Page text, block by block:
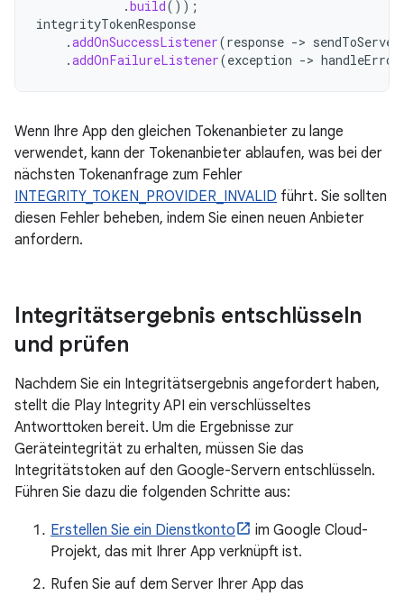
.build());
integrityTokenResponse
.addOnSuccessListener(response -> sendToServer
.addOnFailureListener(exception -> handleError
Wenn Ihre App den gleichen Tokenanbieter zu lange
verwendet, kann der Tokenanbieter ablaufen, was bei der
nächsten Tokenanfrage zum Fehler
INTEGRITY_TOKEN_PROVIDER_INVALID führt. Sie sollten
diesen Fehler beheben, indem Sie einen neuen Anbieter
anfordern.
Integritätsergebnis entschlüsseln
und prüfen
Nachdem Sie ein Integritätsergebnis angefordert haben,
stellt die Play Integrity API ein verschlüsseltes
Antworttoken bereit. Um die Ergebnisse zur
Geräteintegrität zu erhalten, müssen Sie das
Integritätstoken auf den Google-Servern entschlüsseln.
Führen Sie dazu die folgenden Schritte aus:
Erstellen Sie ein Dienstkonto
im Google Cloud-
Projekt, das mit Ihrer App verknüpft ist.
Rufen Sie auf dem Server Ihrer App das